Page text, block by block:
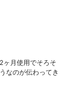
ヶ月使用でそろそ
なのが伝わってき